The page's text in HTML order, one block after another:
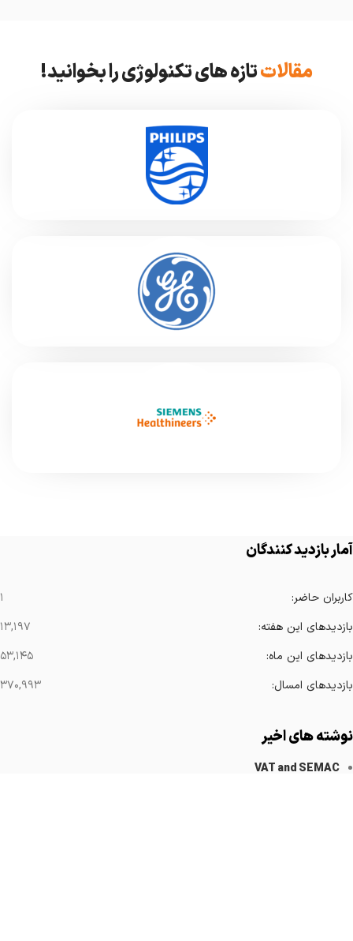
مقالاتتازه های تکنولوژی را بخوانید!
آمار بازدید کنندگان
کاربران حاضر:
۱
بازدیدهای این هفته:
۱۳,۱۹۷
بازدیدهای این ماه:
۵۳,۱۴۵
بازدیدهای امسال:
۳۷۰,۹۹۳
نوشته های اخیر
VAT and SEMAC